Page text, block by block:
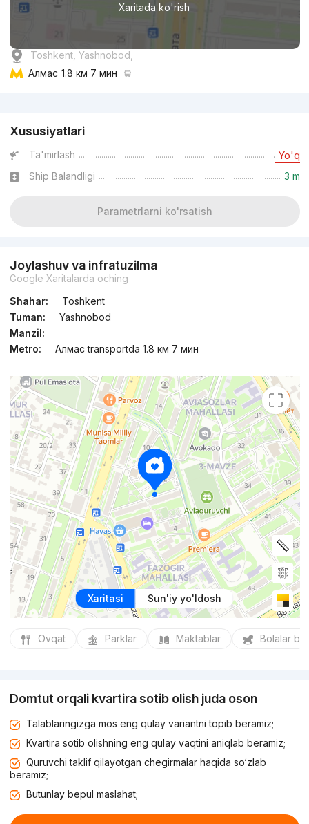
Xaritada ko'rish
Toshkent, Yashnobod,
Алмас 1.8 км 7 мин
Xususiyatlari
Ta'mirlash Yo'q
Ship Balandligi 3 m
Parametrlarni ko'rsatish
Joylashuv va infratuzilma
Google Xaritalarda oching
Shahar:
Toshkent
Tuman:
Yashnobod
Manzil:
Metro:
Алмас transportda 1.8 км 7 мин
Xaritasi Sun'iy yo'ldosh
Ovqat Parklar Maktablar Bolalar
Domtut orqali kvartira sotib olish juda oson
Talablaringizga mos eng qulay variantni topib beramiz;
Kvartira sotib olishning eng qulay vaqtini aniqlab beramiz;
Quruvchi taklif qilayotgan chegirmalar haqida so‘zlab
beramiz;
Butunlay bepul maslahat;